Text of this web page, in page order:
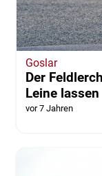
Goslar
Der
Leine lassen
vor 7 Jahren